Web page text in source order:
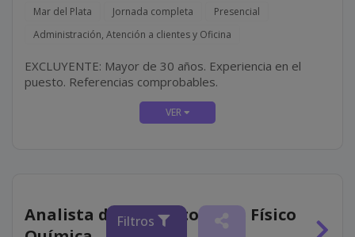
Filtros
Mar del Plata Jornada completa
Presencial
Administración, Atención a clientes y Oficina
EXCLUYENTE: Mayor de 30 años. Experiencia en el
puesto. Referencias comprobables.
Analista de Laboratorio de Físico